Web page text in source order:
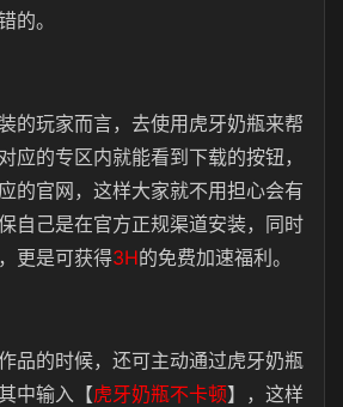
的。
的玩家而言，去使用虎牙奶瓶来帮
应的专区内就能看到下载的按钮，
的官网，这样大家就不用担心会有
自己是在官方正规渠道安装，同时
更是可获得3H的免费加速福利。
品的时候，还可主动通过虎牙奶瓶
中输入【虎牙奶瓶不卡顿】，这样